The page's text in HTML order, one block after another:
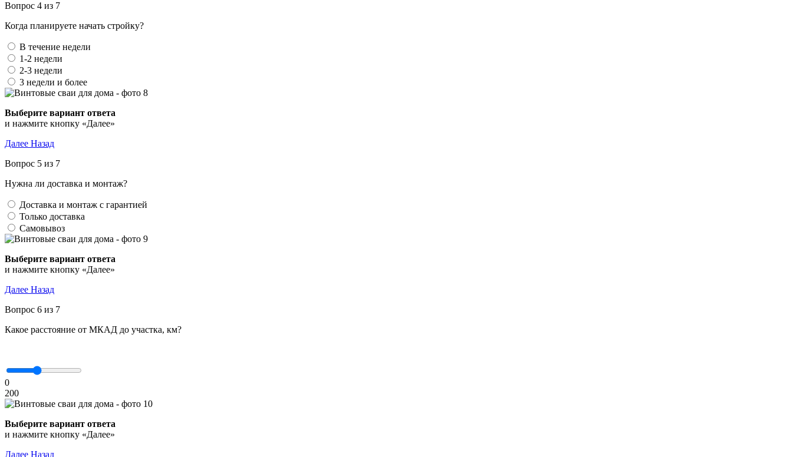
Вопрос 4 из 7
Когда планируете начать стройку?
В течение недели
1-2 недели
2-3 недели
3 недели и более
Выберите вариант ответа
и нажмите кнопку «Далее»
Далее Назад
Вопрос 5 из 7
Нужна ли доставка и монтаж?
Доставка и монтаж с гарантией
Только доставка
Самовывоз
Выберите вариант ответа
и нажмите кнопку «Далее»
Далее Назад
Вопрос 6 из 7
Какое расстояние от МКАД до участка, км?
0
200
Выберите вариант ответа
и нажмите кнопку «Далее»
Далее Назад